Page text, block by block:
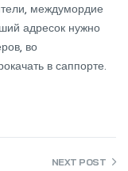
междумордие
адресок нужно
во
в саппорте.
NEXT POST